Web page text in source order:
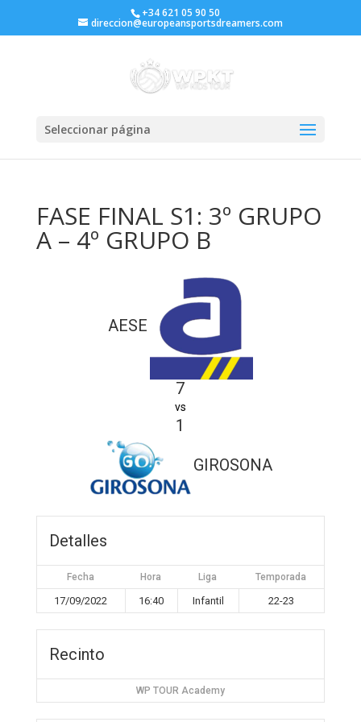
+34 621 05 90 50
direccion@europeansportsdreamers.com
Seleccionar página
FASE FINAL S1: 3º GRUPO
A – 4º GRUPO B
AESE
7
vs
1
GIROSONA
Detalles
Fecha Hora Liga Temporada
17/09/2022 16:40 Infantil 22-23
Recinto
WP TOUR Academy